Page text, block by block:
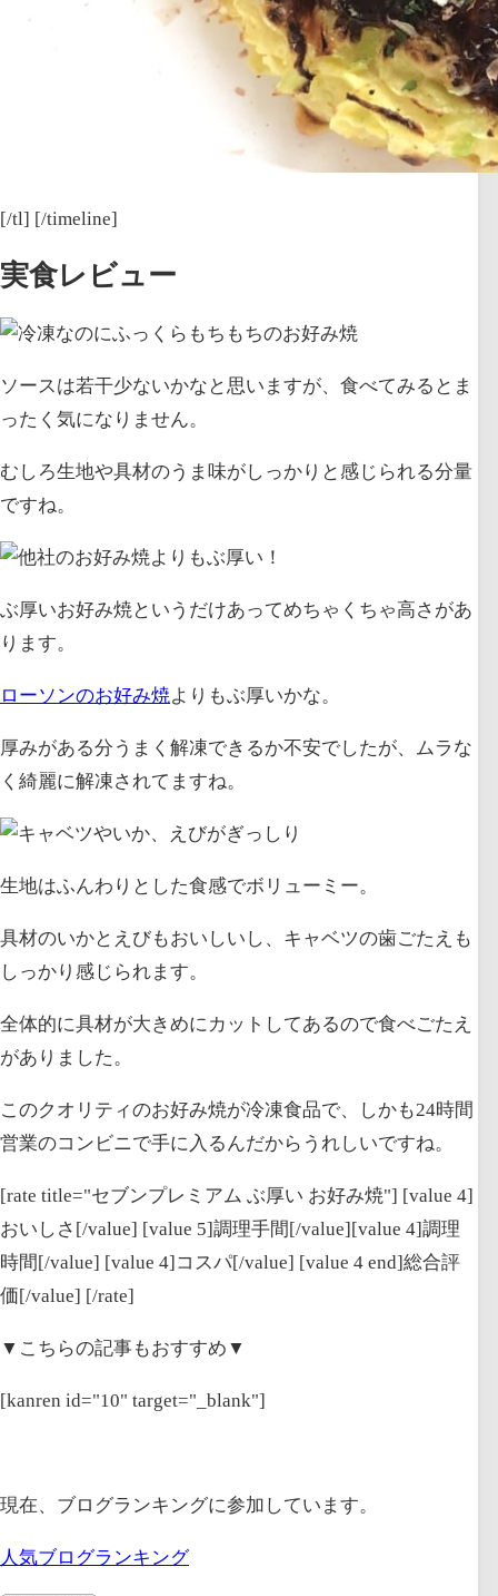
[/tl] [/timeline]
実食レビュー
ソースは若干少ないかなと思いますが、食べてみるとま
ったく気になりません。
むしろ生地や具材のうま味がしっかりと感じられる分量
ですね。
ぶ厚いお好み焼というだけあってめちゃくちゃ高さがあ
ります。
ローソンのお好み焼よりもぶ厚いかな。
厚みがある分うまく解凍できるか不安でしたが、ムラな
く綺麗に解凍されてますね。
生地はふんわりとした食感でボリューミー。
具材のいかとえびもおいしいし、キャベツの歯ごたえも
しっかり感じられます。
全体的に具材が大きめにカットしてあるので食べごたえ
がありました。
このクオリティのお好み焼が冷凍食品で、しかも24時間
営業のコンビニで手に入るんだからうれしいですね。
[rate title="セブンプレミアム ぶ厚い お好み焼"] [value 4]
おいしさ[/value] [value 5]調理手間[/value][value 4]調理
時間[/value] [value 4]コスパ[/value] [value 4 end]総合評
価[/value] [/rate]
▼こちらの記事もおすすめ▼
[kanren id="10" target="_blank"]
現在、ブログランキングに参加しています。
人気ブログランキング